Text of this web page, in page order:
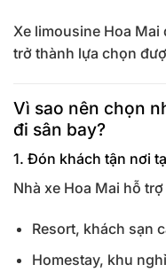
Xe limousine Hoa
trở thành lựa chọn
Vì sao nên chọn
đi sân bay?
1. Đón khách tận nơi
Nhà xe Hoa Mai hỗ
Resort, khách sạn
Homestay, khu